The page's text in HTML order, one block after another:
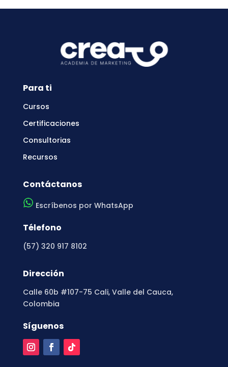
Para ti
Cursos
Certificaciones
Consultorias
Recursos
Contáctanos
Escríbenos por WhatsApp
Télefono
(57) 320 917 8102
Dirección
Calle 60b #107-75 Cali, Valle del Cauca,
Colombia
Síguenos